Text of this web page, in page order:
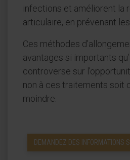
infections et améliorent la
articulaire, en prévenant
Ces méthodes
avantages si importants
controverse sur
non à ces traitements soit
moindre.
DEMANDEZ DES INFORMATIONS